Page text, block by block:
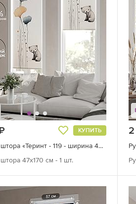
КУПИТЬ
Рулонная штора «Теринт - 119 - ширина 47 см»
47х170 см - 1 шт.